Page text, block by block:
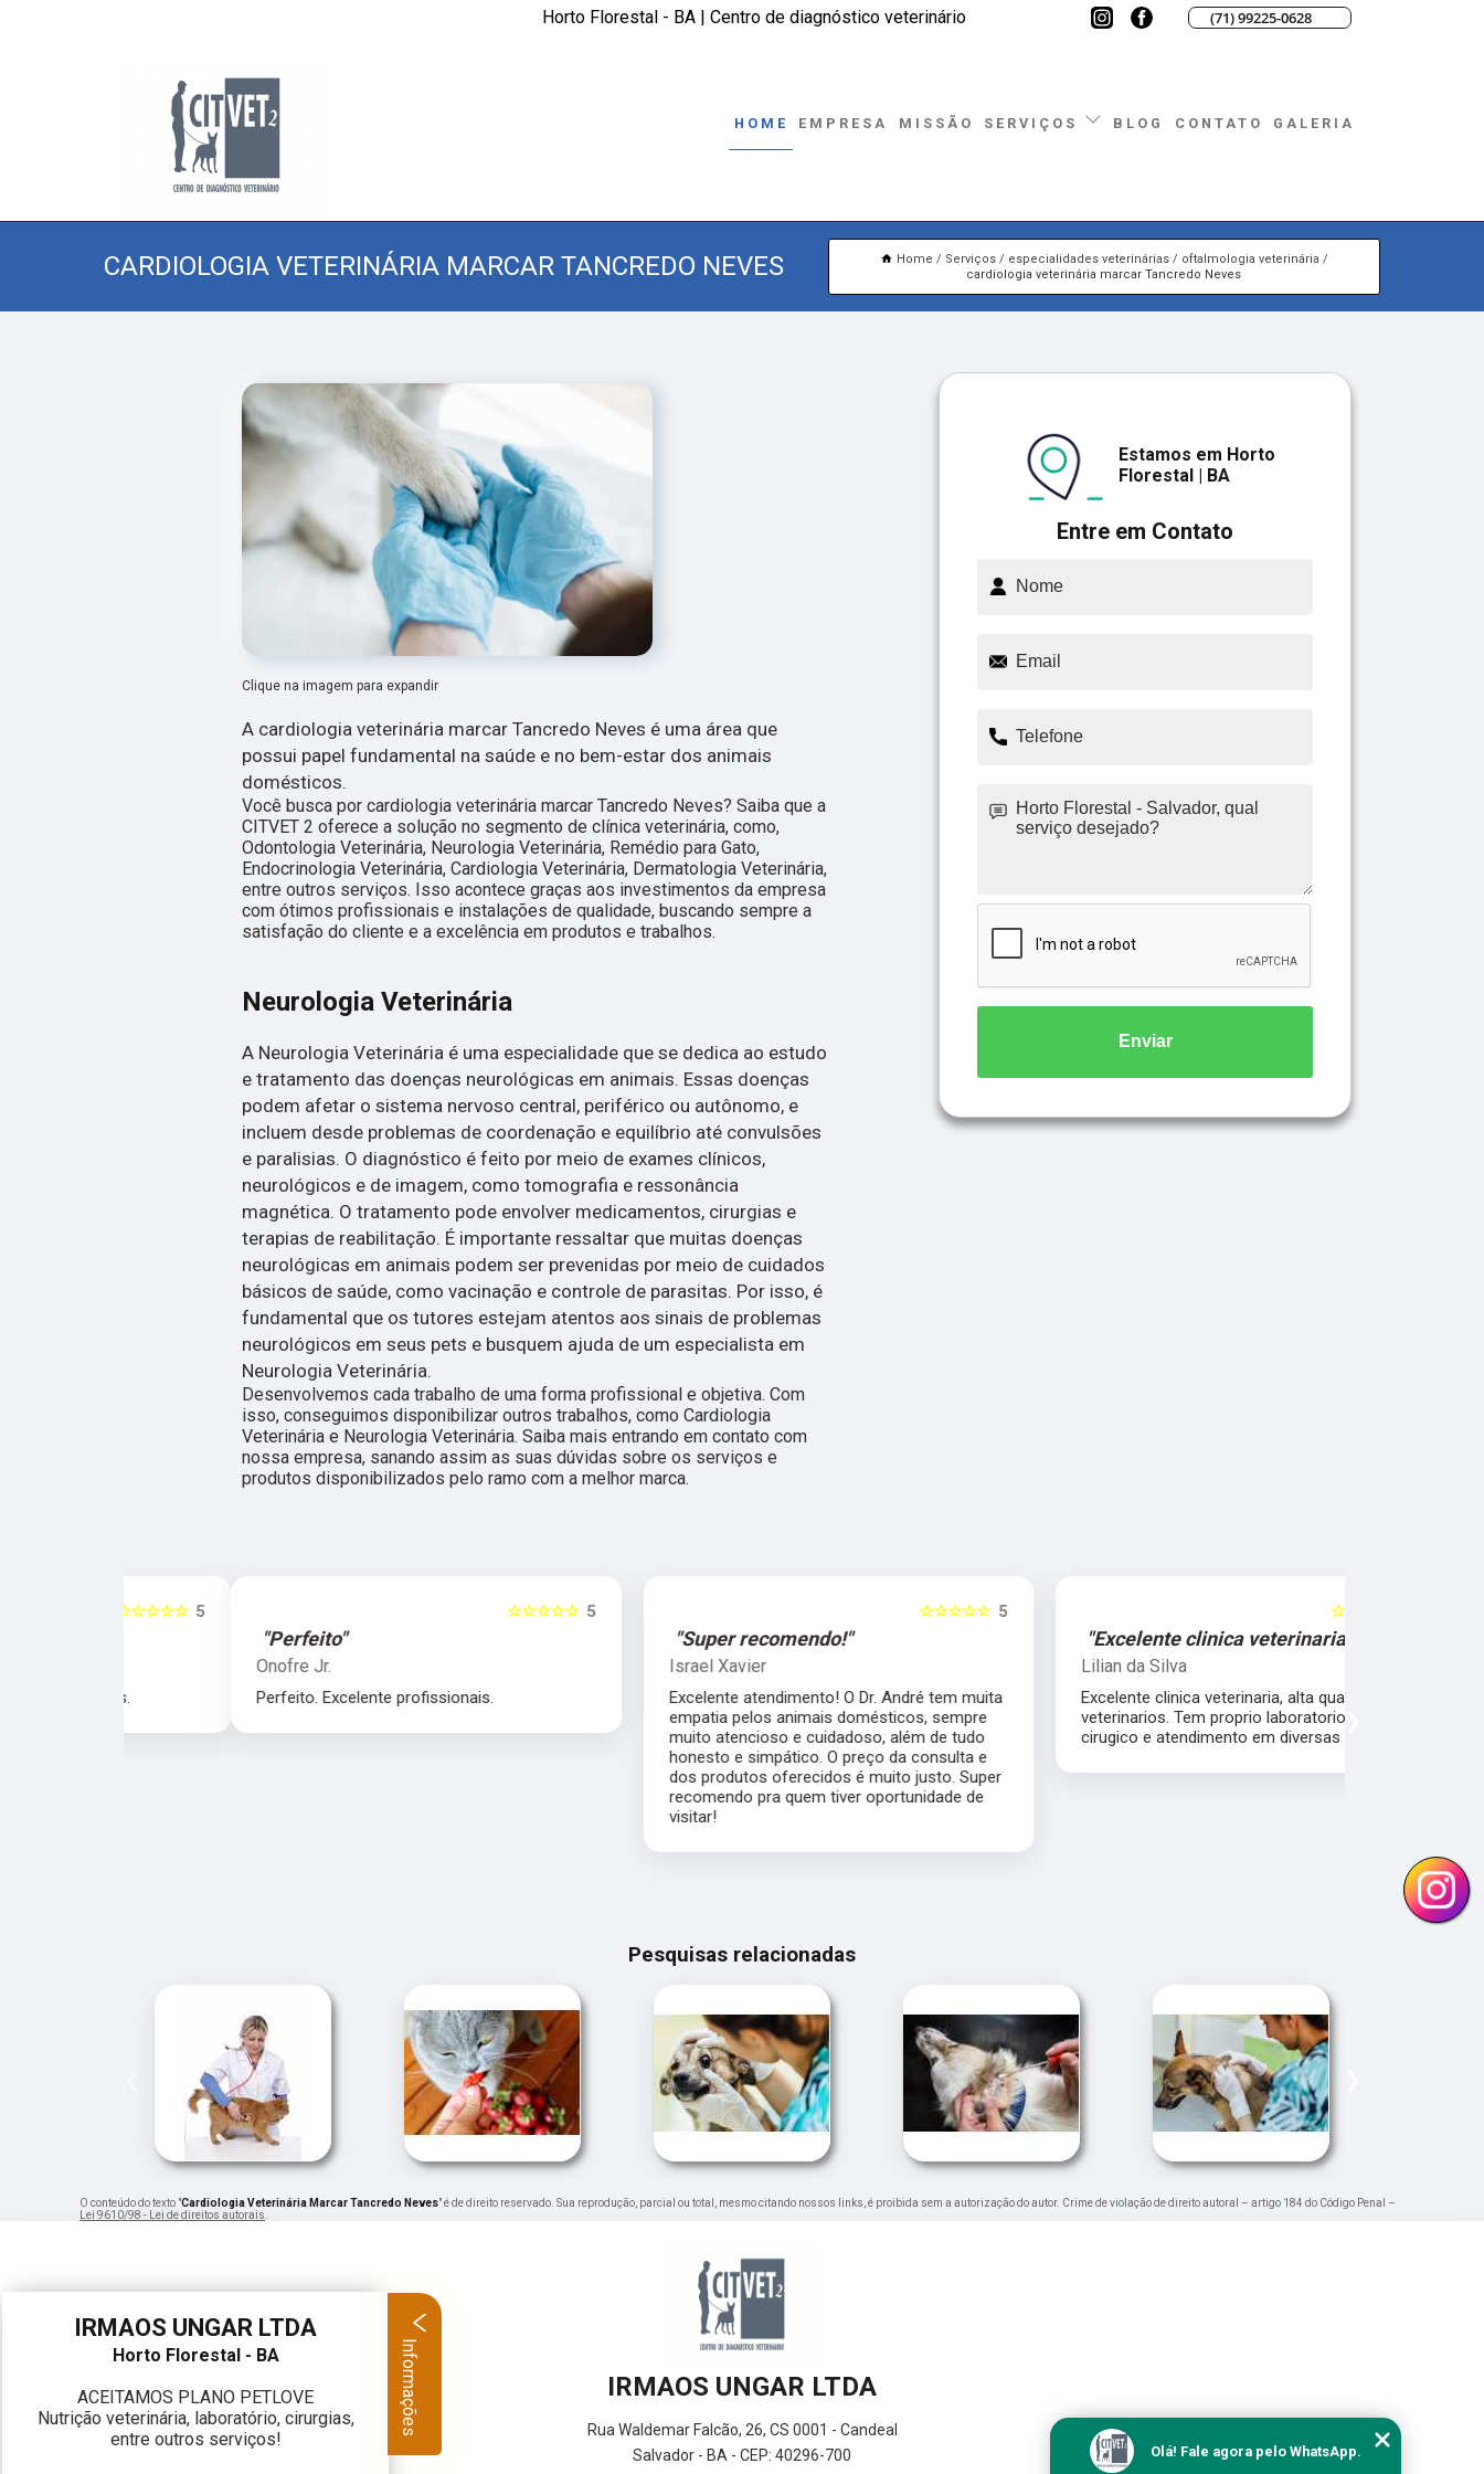
Horto Florestal - BA | Centro de diagnóstico veterinário (71) 99225-0628
HOME EMPRESA MISSÃO SERVIÇOS BLOG CONTATO GALERIA
CARDIOLOGIA VETERINÁRIA MARCAR TANCREDO NEVES Home Serviços especialidades veterinárias
oftalmologia veterinária
cardiologia veterinária marcar Tancredo Neves
Clique na imagem para expandir
A cardiologia veterinária marcar Tancredo Neves é uma área que
possui papel fundamental na saúde e no bem-estar dos animais
domésticos.
Você busca por cardiologia veterinária marcar Tancredo Neves? Saiba que a
CITVET 2 oferece a solução no segmento de clínica veterinária, como,
Odontologia Veterinária, Neurologia Veterinária, Remédio para Gato,
Endocrinologia Veterinária, Cardiologia Veterinária, Dermatologia Veterinária,
entre outros serviços. Isso acontece graças aos investimentos da empresa
com ótimos profissionais e instalações de qualidade, buscando sempre a
satisfação do cliente e a excelência em produtos e trabalhos.
Neurologia Veterinária
A Neurologia Veterinária é uma especialidade que se dedica ao estudo
e tratamento das doenças neurológicas em animais. Essas doenças
podem afetar o sistema nervoso central, periférico ou autônomo, e
incluem desde problemas de coordenação e equilíbrio até convulsões
e paralisias. O diagnóstico é feito por meio de exames clínicos,
neurológicos e de imagem, como tomografia e ressonância
magnética. O tratamento pode envolver medicamentos, cirurgias e
terapias de reabilitação. É importante ressaltar que muitas doenças
neurológicas em animais podem ser prevenidas por meio de cuidados
básicos de saúde, como vacinação e controle de parasitas. Por isso, é
fundamental que os tutores estejam atentos aos sinais de problemas
neurológicos em seus pets e busquem ajuda de um especialista em
Neurologia Veterinária.
Desenvolvemos cada trabalho de uma forma profissional e objetiva. Com
isso, conseguimos disponibilizar outros trabalhos, como Cardiologia
Veterinária e Neurologia Veterinária. Saiba mais entrando em contato com
nossa empresa, sanando assim as suas dúvidas sobre os serviços e
produtos disponibilizados pelo ramo com a melhor marca.
Entre em Contato
Estamos em Horto
Florestal | BA
Enviar
Perfeito. Excelente profissionais.
"Super recomendo!"
Excelente atendimento! O Dr. André tem muita
empatia pelos animais domésticos, sempre
muito atencioso e cuidadoso, além de tudo
honesto e simpático. O preço da consulta e
dos produtos oferecidos é muito justo. Super
recomendo pra quem tiver oportunidade de
"Excelente clinica veterinaria!"
Lilian da Silva
Excelente clinica veterinaria, alta qualidade dos
veterinarios. Tem proprio laboratorio , centro
cirugico e atendimento em diversas areas.
‹
Pesquisas relacionadas
O conteúdo do texto "Cardiologia Veterinária Marcar Tancredo Neves" é de direito reservado. Sua reprodução, parcial ou total, mesmo citando nossos links, é proibida sem a autorização do autor. Crime de violação de direito autoral – artigo 184 do Código Penal –
Lei 9610/98 - Lei de direitos autorais
IRMAOS UNGAR LTDA
Rua Waldemar Falcão, 26, CS 0001 - Candeal
Salvador - BA - CEP: 40296-700
Olá! Fale agora pelo WhatsApp.
IRMAOS UNGAR LTDA
Horto Florestal - BA
ACEITAMOS PLANO PETLOVE
Nutrição veterinária, laboratório, cirurgias,
entre outros serviços!
Informações